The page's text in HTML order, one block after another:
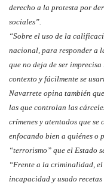
derecho a la protesta por
sociales”.
“Sobre el uso de la
nacional, para responder a
que no deja de ser
contexto y fácilmente se
Navarrete opina también
las que controlan las
crímenes y atentados que se
enfocando bien a quiénes o
“terrorismo” que el Estado
“Frente a la criminalidad,
incapacidad y usado